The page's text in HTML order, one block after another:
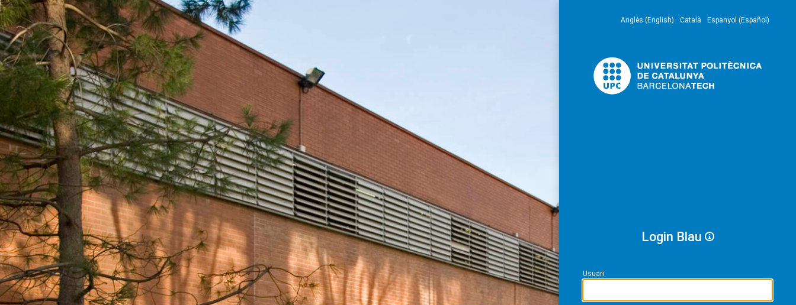
Anglès (English) Català Espanyol (Español)
Login Blau
Usuari